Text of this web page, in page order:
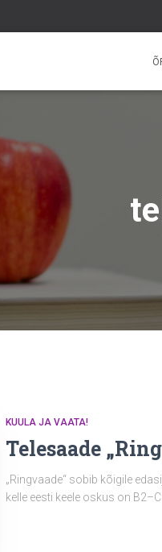
KUULA JA VAATA!
Telesaade
„Ringvaade“ sobib kõigile
kelle eesti keele oskus on